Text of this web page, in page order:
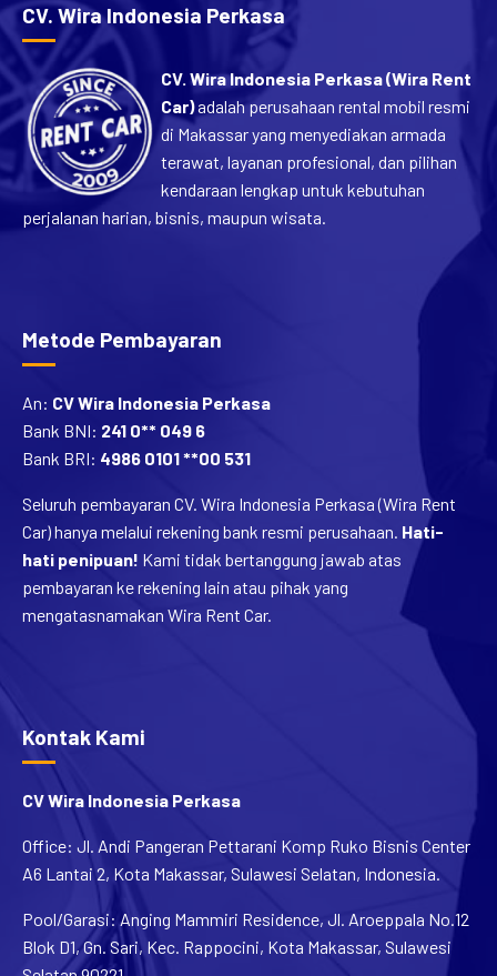
CV. Wira Indonesia Perkasa
CV. Wira Indonesia Perkasa (Wira Rent
Car)adalah perusahaan rental mobil resmi
di Makassar yang menyediakan armada
terawat, layanan profesional, dan pilihan
kendaraan lengkap untuk kebutuhan
perjalanan harian, bisnis, maupun wisata.
Metode Pembayaran
An: CV Wira Indonesia Perkasa
Bank BNI: 241 0** 049 6
Bank BRI: 4986 0101 **00 531
Seluruh pembayaran CV. Wira Indonesia Perkasa (Wira Rent
Car) hanya melalui rekening bank resmi perusahaan. Hati-
hati penipuan! Kami tidak bertanggung jawab atas
pembayaran ke rekening lain atau pihak yang
mengatasnamakan Wira Rent Car.
Kontak Kami
CV Wira Indonesia Perkasa
Office: Jl. Andi Pangeran Pettarani Komp Ruko Bisnis Center
A6 Lantai 2, Kota Makassar, Sulawesi Selatan, Indonesia.
Pool/Garasi: Anging Mammiri Residence, Jl. Aroeppala No.12
Blok D1, Gn. Sari, Kec. Rappocini, Kota Makassar, Sulawesi